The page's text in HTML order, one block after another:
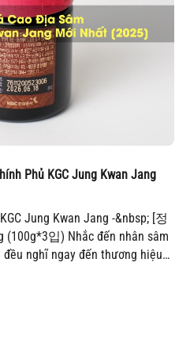
Phủ KGC Jung Kwan Jang
Jung Kwan Jang -&nbsp; [정
입) Nhắc đến nhân sâm
nghĩ ngay đến thương hiệu